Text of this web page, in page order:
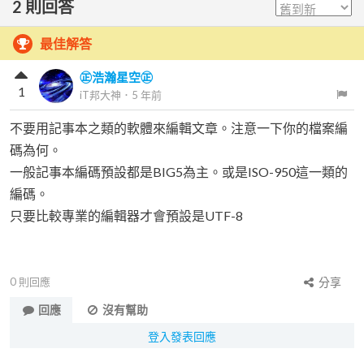
2 則回答
最佳解答
㊣浩瀚星空㊣
iT邦大神 ． 5 年前
1
不要用記事本之類的軟體來編輯文章。注意一下你的檔案編
碼為何。
一般記事本編碼預設都是BIG5為主。或是ISO-950這一類的
編碼。
只要比較專業的編輯器才會預設是UTF-8
0 則回應
分享
回應
沒有幫助
登入發表回應